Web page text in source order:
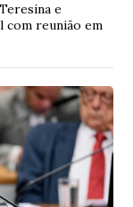
e
com reunião em